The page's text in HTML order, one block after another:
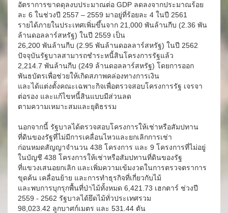
อัตราการขาดดุลงบประมาณต่อ GDP ลดลงจากประมาณร้อย
ละ 6 ในช่วงปี 2557 – 2559 มาอยู่ที่ร้อยละ 4 ในปี 2561
รายได้ภายในประเทศเพิ่มขึ้นจาก 21,000 พันล้านกีบ (2.36 พัน
ล้านดอลลาร์สหรัฐ) ในปี 2559 เป็น
26,200 พันล้านกีบ (2.95 พันล้านดอลลาร์สหรัฐ) ในปี 2562
ปัจจุบันรัฐบาลสามารถชำระหนี้สินโครงการรัฐแล้ว
2,214.7 พันล้านกีบ (249 ล้านดอลลาร์สหรัฐ) โดยการออก
พันธบัตรเพื่อช่วยให้เกิดสภาพคล่องทางการเงิน
และได้แต่งตั้งคณะเฉพาะกิจเพื่อตรวจสอบโครงการรัฐ เจรจา
ต่อรอง และแก้ไขหนี้สินแบบมีส่วนลด
ตามความเหมาะสมและยุติธรรม
นอกจากนี้ รัฐบาลได้ตรวจสอบโครงการให้เช่าหรือสัมปทาน
ที่ดินของรัฐที่ไม่มีการเคลื่อนไหวและยกเลิกการเช่า
ก่อนหมดสัญญาจำนวน 438 โครงการ และ 9 โครงการที่ไม่อยู่
ในบัญชี 438 โครงการให้เช่าหรือสัมปทานที่ดินของรัฐ
ที่แขวงเสนอยกเลิก และเพิ่มความเข้มงวดในการตรวจตราการ
ขุดค้น เคลื่อนย้าย และการทำธุรกิจที่เกี่ยวกับไม้
และพบการบุกรุกพื้นที่ป่าไม้ทั้งหมด 6,421.73 เฮกตาร์ ช่วงปี
2559 - 2562 รัฐบาลได้ยึดไม้ทั่วประเทศรวม
98,023.42 ลูกบาศก์เมตร และ 531.44 ตัน